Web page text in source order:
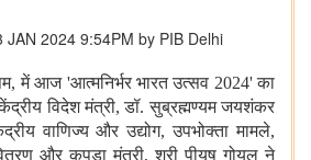
JAN 2024 9:54PM by PIB Delhi
में आज 'आत्मनिर्भर भारत उत्सव 2024' का
विदेश मंत्री, डॉ. सुब्रह्मण्यम जयशंकर
वाणिज्य और उद्योग, उपभोक्ता मामले,
और कपड़ा मंत्री, श्री पीयूष गोयल ने